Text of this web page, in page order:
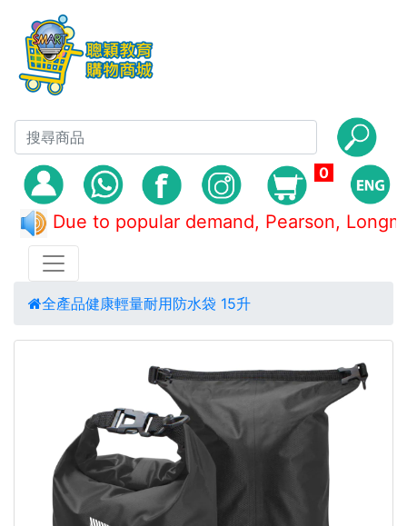
0
Due to popular demand, Pearson, Longman
全產品健康輕量耐用防水袋 15升